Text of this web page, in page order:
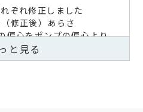
ぞれ修正しました
修正後）あらさ
偏心をポンプの偏心より
心をポンプの軸心よりも
と見る